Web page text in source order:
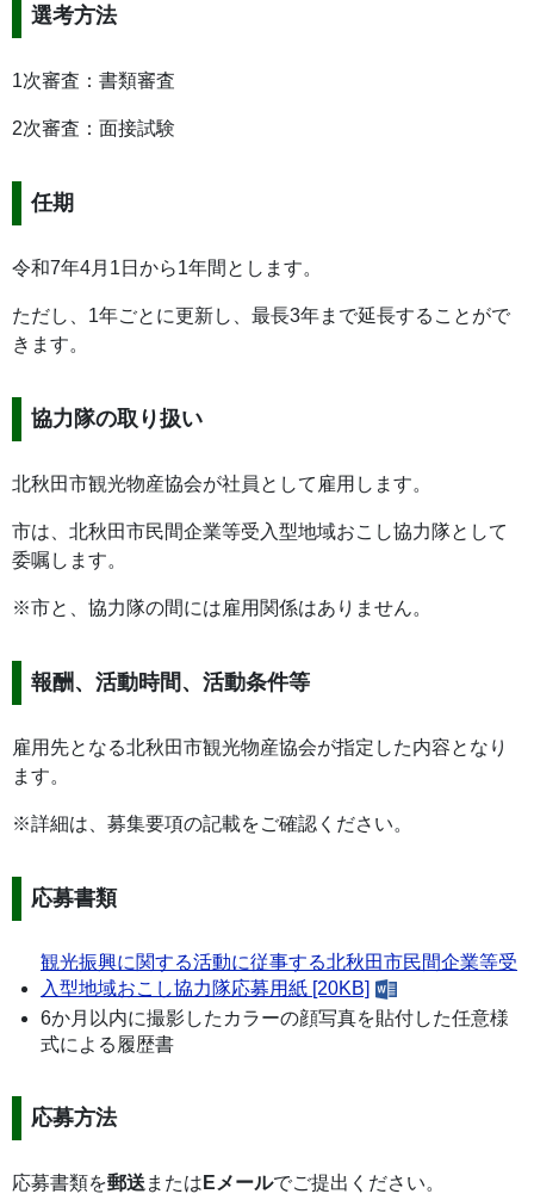
選考方法
1次審査：書類審査
2次審査：面接試験
任期
令和7年4月1日から1年間とします。
ただし、1年ごとに更新し、最長3年まで延長することがで
きます。
協力隊の取り扱い
北秋田市観光物産協会が社員として雇用します。
市は、北秋田市民間企業等受入型地域おこし協力隊として
委嘱します。
※市と、協力隊の間には雇用関係はありません。
報酬、活動時間、活動条件等
雇用先となる北秋田市観光物産協会が指定した内容となり
ます。
※詳細は、募集要項の記載をご確認ください。
応募書類
観光振興に関する活動に従事する北秋田市民間企業等受
入型地域おこし協力隊応募用紙 [20KB]
6か月以内に撮影したカラーの顔写真を貼付した任意様
式による履歴書
応募方法
応募書類を郵送 または Eメールでご提出ください。